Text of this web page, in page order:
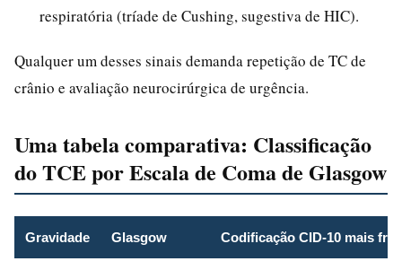
respiratória (tríade de Cushing, sugestiva de HIC).
Qualquer um desses sinais demanda repetição de TC de
crânio e avaliação neurocirúrgica de urgência.
Uma tabela comparativa: Classificação
do TCE por Escala de Coma de Glasgow
Gravidade Glasgow Codificação CID-10 mais